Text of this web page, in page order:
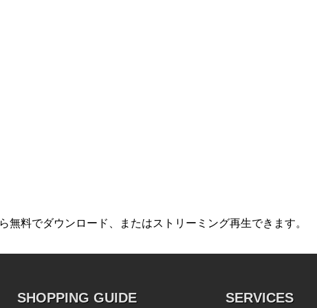
料でダウンロード、またはストリーミング再生できます。
SHOPPING GUIDE SERVICES